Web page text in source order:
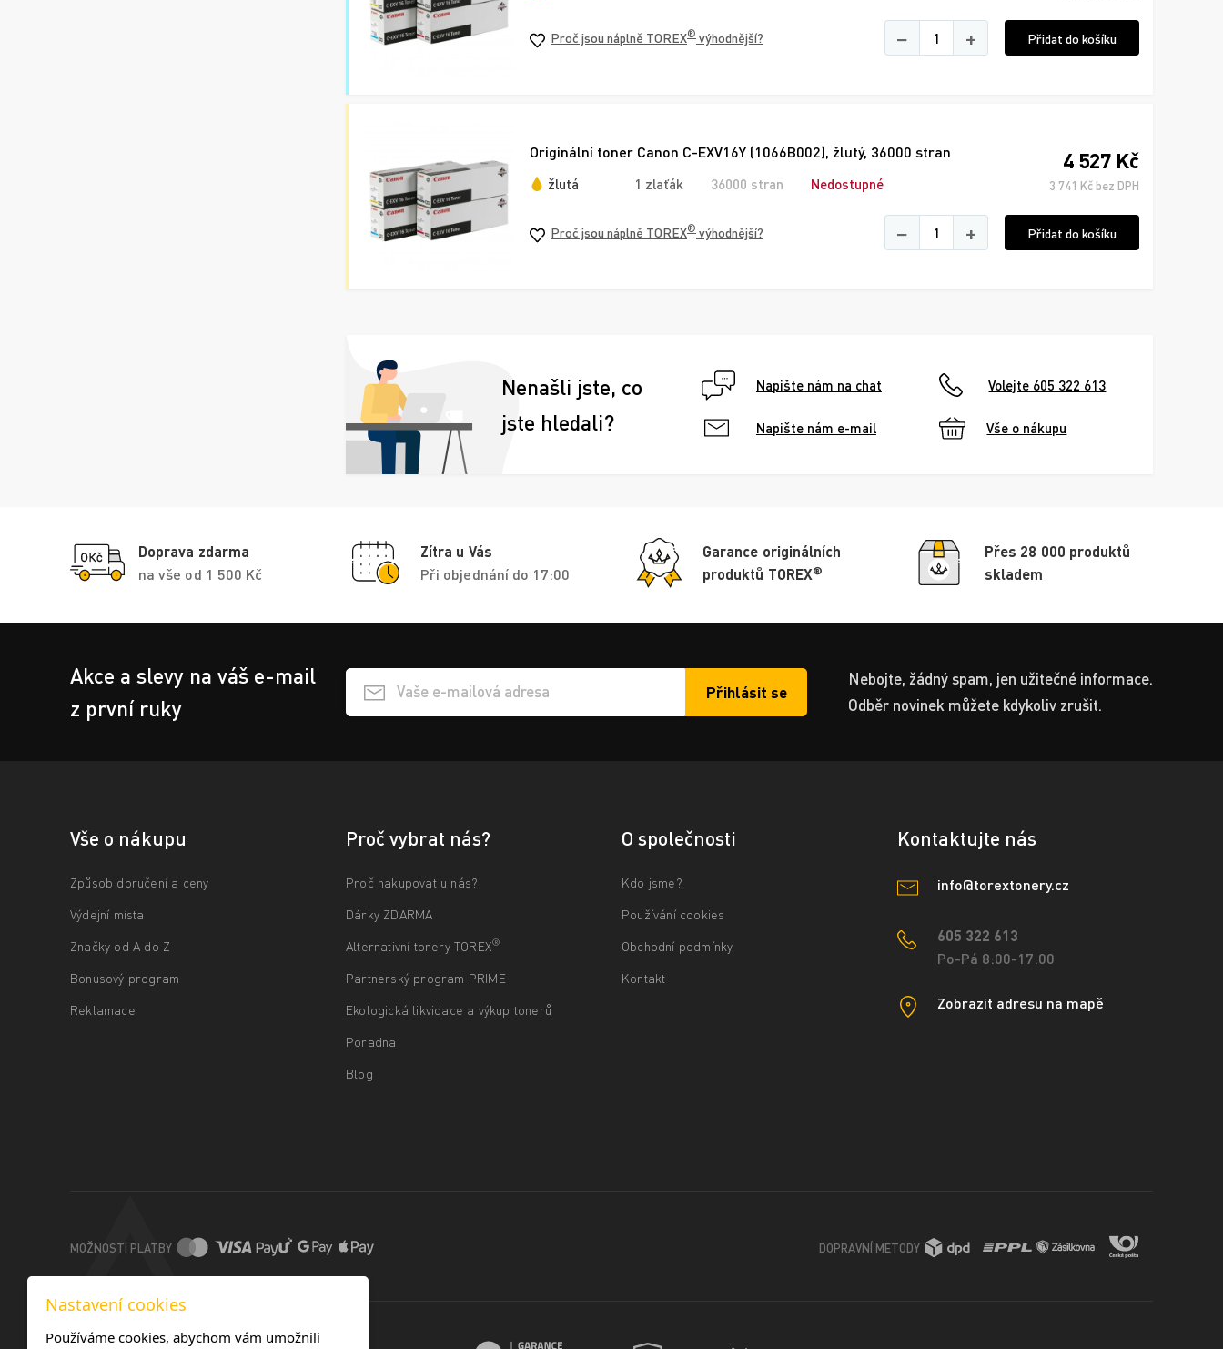
Proč jsou náplně TOREX® výhodnější? − + Přidat do košíku
Originální toner Canon C-EXV16Y (1066B002), žlutý, 36000 stran
žlutá 1 zlaťák 36000 stran Nedostupné
4 527 Kč
3 741 Kč bez DPH
Proč jsou náplně TOREX® výhodnější? − + Přidat do košíku
Nenašli jste, co
jste hledali?
Napište nám na chat Volejte 605 322 613
Napište nám e-mail Vše o nákupu
Doprava zdarma
na vše od 1 500 Kč
Zítra u Vás
Při objednání do 17:00
Garance originálních
produktů TOREX®
Přes 28 000 produktů
skladem
Akce a slevy na váš e-mail
z první ruky
Přihlášení e-mailu k odběru Přihlásit se
Nebojte, žádný spam, jen užitečné informace.
Odběr novinek můžete kdykoliv zrušit.
Vše o nákupu
Způsob doručení a ceny
Výdejní místa
Značky od A do Z
Bonusový program
Reklamace
Proč vybrat nás?
Proč nakupovat u nás?
Dárky ZDARMA
Alternativní tonery TOREX®
Partnerský program PRIME
Ekologická likvidace a výkup tonerů
Poradna
Blog
O společnosti
Kdo jsme?
Používání cookies
Obchodní podmínky
Kontakt
Kontaktujte nás
info@torextonery.cz
605 322 613
Po-Pá 8:00-17:00
Zobrazit adresu na mapě
MOŽNOSTI PLATBY DOPRAVNÍ METODY
Nastavení cookies
Používáme cookies, abychom vám umožnili